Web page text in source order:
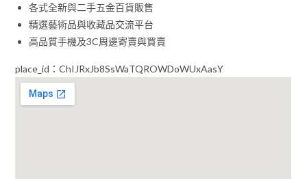
各式全新與二手五金百貨販售
精選藝術品與收藏品交流平台
高品質手機及3C周邊寄賣與買賣
place_id：ChIJRxJb8SsWaTQROWDoWUxAasY